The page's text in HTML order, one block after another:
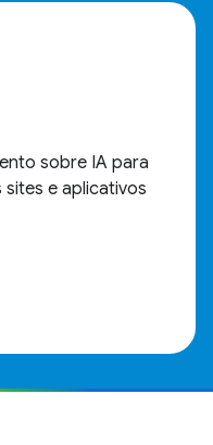
sobre IA para
e aplicativos